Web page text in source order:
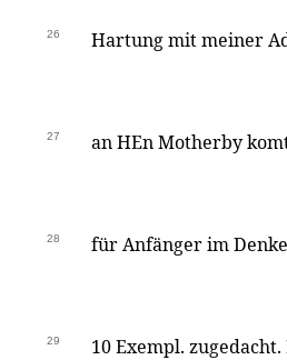
26 Hartung mit meiner
27 an HEn Motherby
28 für Anfänger im
29 10 Exempl.